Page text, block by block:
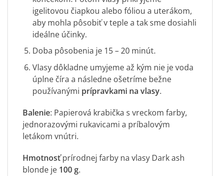
igelitovou čiapkou alebo fóliou a uterákom,
aby mohla pôsobiť v teple a tak sme dosiahli
ideálne účinky.
Doba pôsobenia je 15 – 20 minút.
Vlasy dôkladne umyjeme až kým nie je voda
úplne číra a následne ošetríme bežne
používanými prípravkami na vlasy.
Balenie: Papierová krabička s vreckom farby,
jednorazovými rukavicami a príbalovým
letákom vnútri.
Hmotnosťprírodnej farby na vlasy Dark ash
blonde je 100 g.